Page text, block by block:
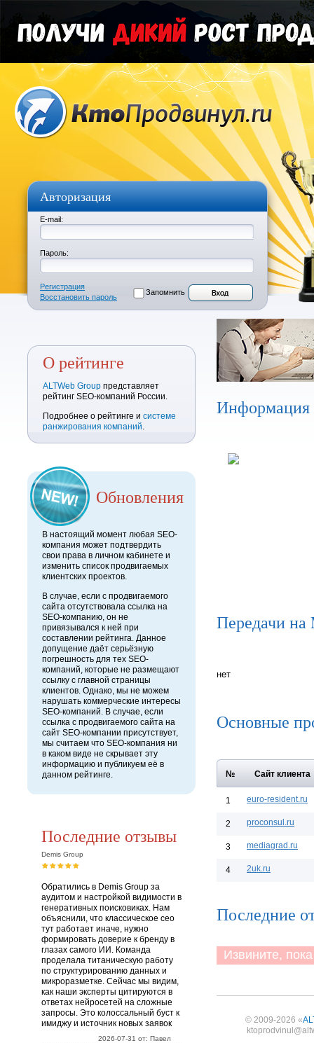
Авторизация
E-mail:
Пароль:
Регистрация
Восстановить пароль
Запомнить
О рейтинге
ALTWeb Group представляет
рейтинг SEO-компаний России.
Подробнее о рейтинге и системе
ранжирования компаний.
Обновления
В настоящий момент любая SEO-
компания может подтвердить
свои права в личном кабинете и
изменить список продвигаемых
клиентских проектов.
В случае, если с продвигаемого
сайта отсутствовала ссылка на
SEO-компанию, он не
привязывался к ней при
составлении рейтинга. Данное
допущение даёт серьёзную
погрешность для тех SEO-
компаний, которые не размещают
ссылку с главной страницы
клиентов. Однако, мы не можем
нарушать коммерческие интересы
SEO-компаний. В случае, если
ссылка с продвигаемого сайта на
сайт SEO-компании присутствует,
мы считаем что SEO-компания ни
в каком виде не скрывает эту
информацию и публикуем её в
данном рейтинге.
Последние отзывы
Demis Group
Обратились в Demis Group за
аудитом и настройкой видимости в
генеративных поисковиках. Нам
объяснили, что классическое сео
тут работает иначе, нужно
формировать доверие к бренду в
глазах самого ИИ. Команда
проделала титаническую работу
по структурированию данных и
микроразметке. Сейчас мы видим,
как наши эксперты цитируются в
ответах нейросетей на сложные
запросы. Это колоссальный буст к
имиджу и источник новых заявок
2026-07-31 от: Павел
Информация
Передачи на
нет
Основные
№ Сайт клиента
1 euro-resident.ru
2 proconsul.ru
3 mediagrad.ru
4 2uk.ru
Последние
Извините,
© 2009-2026 «